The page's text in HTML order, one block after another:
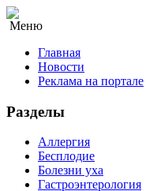
Меню
Главная
Новости
Реклама на портале
Разделы
Аллергия
Бесплодие
Болезни уха
Гастроэнтерология